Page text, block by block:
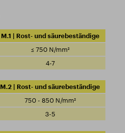
M.1 | Rost- und säurebeständige
≤ 750 N/mm²
4-7
M.2 | Rost- und säurebeständige
750 - 850 N/mm²
3-5